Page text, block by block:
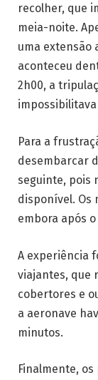
recolher, que
meia-noite.
uma extensão
aconteceu
2h00, a
Para a
desembarcar
seguinte, pois
disponível. Os
embora após
A experiência
viajantes, que
cobertores e
a aeronave
minutos.
Finalmente,